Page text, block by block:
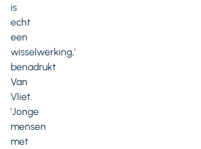
is
echt
een
wisselwerking,'
benadrukt
Van
Vliet.
'Jonge
mensen
met